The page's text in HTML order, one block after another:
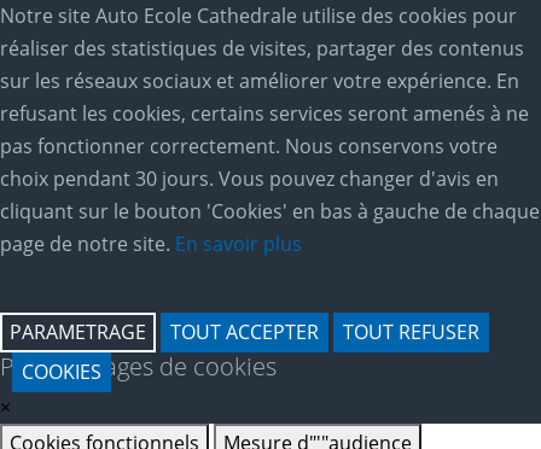
Notre site Auto Ecole Cathedrale utilise des cookies pour
réaliser des statistiques de visites, partager des contenus
sur les réseaux sociaux et améliorer votre expérience. En
refusant les cookies, certains services seront amenés à ne
pas fonctionner correctement. Nous conservons votre
choix pendant 30 jours. Vous pouvez changer d'avis en
cliquant sur le bouton 'Cookies' en bas à gauche de chaque
page de notre site. En savoir plus
PARAMETRAGE TOUT ACCEPTER
TOUT REFUSER
COOKIES
Paramétrages de cookies
×
Cookies fonctionnels
Mesure d"'"audience